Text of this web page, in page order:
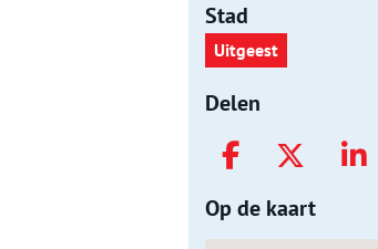
Stad
Uitgeest
Delen
Op de kaart